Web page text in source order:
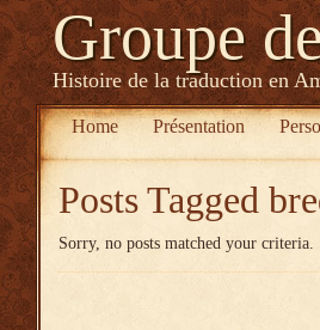
Groupe
Histoire de la traduction en
Home Présentation
Posts Tagged
Sorry, no posts matched your criteria.